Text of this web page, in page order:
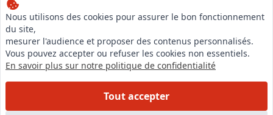
Nous utilisons des cookies pour assurer le bon fonctionnement
du site,
mesurer l'audience et proposer des contenus personnalisés.
Vous pouvez accepter ou refuser les cookies non essentiels.
En savoir plus sur notre politique de confidentialité
Tout accepter
LinkedIn
Instagram
Facebook